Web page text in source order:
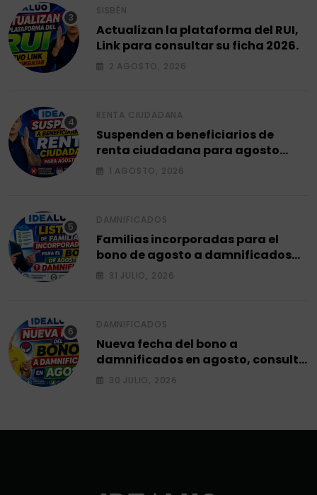
SISBÉN
Actualizan la plataforma del RUI,
Link para consultar su ficha 2026.
2 AGOSTO, 2026
RENTA CIUDADANA
Suspenden a beneficiarios de
renta ciudadana para agosto
2026.
1 AGOSTO, 2026
DAMNIFICADOS
Familias incorporadas para el
bono de agosto a damnificados
2026.
31 JULIO, 2026
DAMNIFICADOS
Nueva fecha del bono a
damnificados en agosto, consulta
el siguiente ciclo 2026.
30 JULIO, 2026